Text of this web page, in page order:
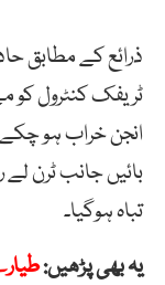
ذرائع کے مطابق
ٹریفک کنٹرول کو
انجن خراب ہو
بائیں جانب ٹرن
تباہ ہوگیا۔
یہ بھی پڑھیں: